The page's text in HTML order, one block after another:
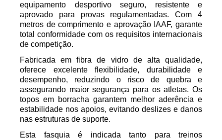
equipamento desportivo seguro, resistente e
aprovado para provas regulamentadas. Com 4
metros de comprimento e aprovação IAAF, garante
total conformidade com os requisitos internacionais
de competição.
Fabricada em fibra de vidro de alta qualidade,
oferece excelente flexibilidade, durabilidade e
desempenho, reduzindo o risco de quebra e
assegurando maior segurança para os atletas. Os
topos em borracha garantem melhor aderência e
estabilidade nos apoios, evitando deslizes e danos
nas estruturas de suporte.
Esta fasquia é indicada tanto para treinos